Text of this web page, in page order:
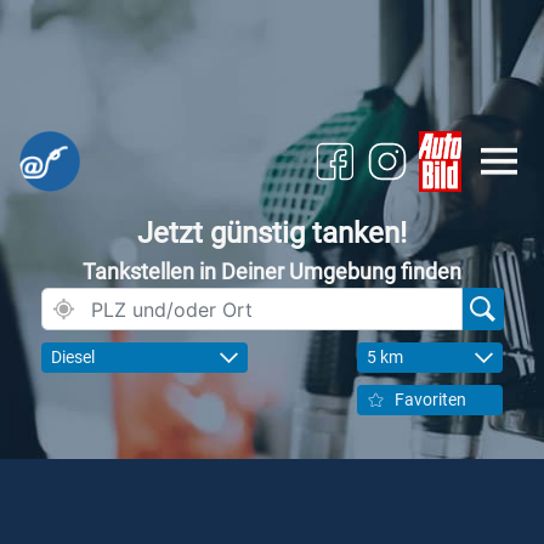
Jetzt günstig tanken!
Tankstellen in Deiner Umgebung finden
Diesel 5 km
Favoriten